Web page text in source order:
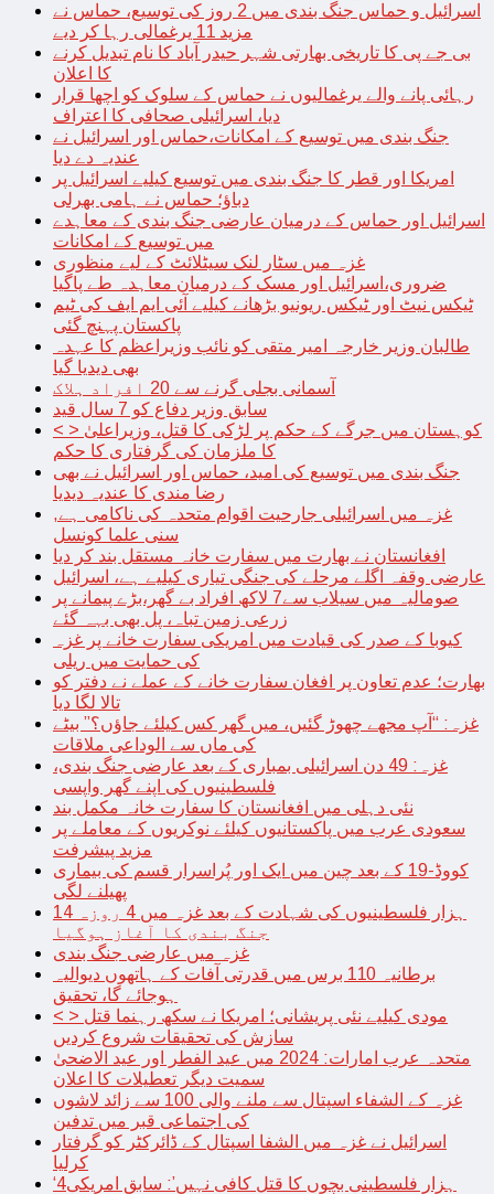
اسرائیل و حماس جنگ بندی میں 2 روز کی توسیع، حماس نے
مزید 11 یرغمالی رہا کر دیے
بی جے پی کا تاریخی بھارتی شہر حیدر آباد کا نام تبدیل کرنے
کا اعلان
رہائی پانے والے یرغمالیوں نے حماس کے سلوک کو اچھا قرار
دیا، اسرائیلی صحافی کا اعتراف
جنگ بندی میں توسیع کے امکانات،حماس اور اسرائیل نے
عندیہ دے دیا
امریکا اور قطر کا جنگ بندی میں توسیع کیلیے اسرائیل پر
دباؤ؛ حماس نے ہامی بھرلی
اسرائیل اور حماس کے درمیان عارضی جنگ بندی کے معاہدے
میں توسیع کے امکانات
غزہ میں سٹار لنک سیٹلائٹ کے لیے منظوری
ضروری،اسرائیل اور مسک کے درمیان معاہدہ طے پاگیا
ٹیکس نیٹ اور ٹیکس ریونیو بڑھانے کیلیے آئی ایم ایف کی ٹیم
پاکستان پہنچ گئی
طالبان وزیر خارجہ امیر متقی کو نائب وزیراعظم کا عہدہ
بھی دیدیا گیا
آسمانی بجلی گرنے سے 20 افراد ہلاک
سابق وزیر دفاع کو 7 سال قید
< > کوہستان میں جرگے کے حکم پر لڑکی کا قتل، وزیراعلیٰ
کا ملزمان کی گرفتاری کا حکم
جنگ بندی میں توسیع کی امید، حماس اور اسرائیل نے بھی
رضا مندی کا عندیہ دیدیا
غزہ میں اسرائیلی جارحیت اقوام متحدہ کی ناکامی ہے,
سنی علما کونسل
افغانستان نے بھارت میں سفارت خانہ مستقل بند کر دیا
عارضی وقفہ اگلے مرحلے کی جنگی تیاری کیلیے ہے، اسرائیل
صومالیہ میں سیلاب سے7 لاکھ افراد بے گھر،بڑے پیمانے پر
زرعی زمین تباہ، پل بھی بہہ گئے
کیوبا کے صدر کی قیادت میں امریکی سفارت خانے پر غزہ
کی حمایت میں ریلی
بھارت؛ عدم تعاون پر افغان سفارت خانے کے عملے نے دفتر کو
تالا لگا دیا
غزہ: “آپ مجھے چھوڑ گئیں، میں گھر کس کیلئے جاؤں؟” بیٹے
کی ماں سے الوداعی ملاقات
غزہ: 49 دن اسرائیلی بمباری کے بعد عارضی جنگ بندی،
فلسطینیوں کی اپنے گھر واپسی
نئی دہلی میں افغانستان کا سفارت خانہ مکمل بند
سعودی عرب میں پاکستانیوں کیلئے نوکریوں کے معاملے پر
مزید پیشرفت
کووڈ-19 کے بعد چین میں ایک اور پُراسرار قسم کی بیماری
پھیلنے لگی
14 ہزار فلسطینیوں کی شہادت کے بعد غزہ میں 4 روزہ
جنگ بندی کا آغاز ہوگیا
غزہ میں عارضی جنگ بندی
برطانیہ 110 برس میں قدرتی آفات کے ہاتھوں دیوالیہ
ہوجائے گا، تحقیق
< > مودی کیلیے نئی پریشانی؛ امریکا نے سکھ رہنما قتل
سازش کی تحقیقات شروع کردیں
متحدہ عرب امارات: 2024 میں عید الفطر اور عید الاضحیٰ
سمیت دیگر تعطیلات کا اعلان
غزہ کے الشفاء اسپتال سے ملنے والی 100 سے زائد لاشوں
کی اجتماعی قبر میں تدفین
اسرائیل نے غزہ میں الشفا اسپتال کے ڈائرکٹر کو گرفتار
کرلیا
‘4ہزار فلسطینی بچوں کا قتل کافی نہیں’: سابق امریکی